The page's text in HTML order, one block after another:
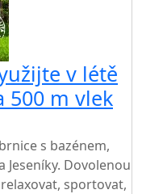
v létě
500 m vlek
s bazénem,
Dovolenou
sportovat,